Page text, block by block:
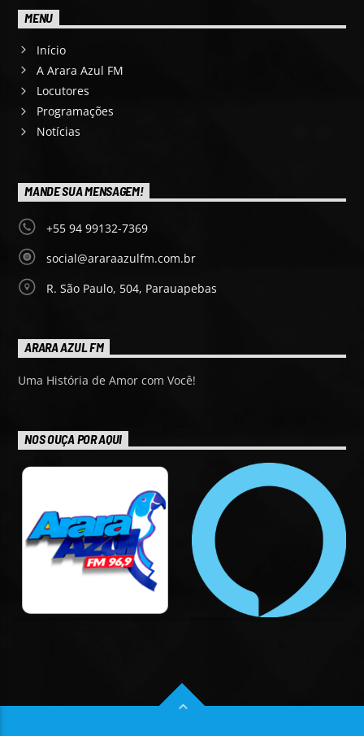
MENU
Início
A Arara Azul FM
Locutores
Programações
Notícias
MANDE SUA MENSAGEM!
+55 94 99132-7369
social@araraazulfm.com.br
R. São Paulo, 504, Parauapebas
ARARA AZUL FM
Uma História de Amor com Você!
NOS OUÇA POR AQUI